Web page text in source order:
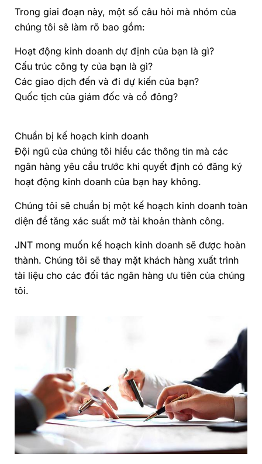
Trong giai đoạn này, một số câu hỏi mà nhóm của
chúng tôi sẽ làm rõ bao gồm:
Hoạt động kinh doanh dự định của bạn là gì?
Cấu trúc công ty của bạn là gì?
Các giao dịch đến và đi dự kiến của bạn?
Quốc tịch của giám đốc và cổ đông?
Chuẩn bị kế hoạch kinh doanh
Đội ngũ của chúng tôi hiểu các thông tin mà các
ngân hàng yêu cầu trước khi quyết định có đăng ký
hoạt động kinh doanh của bạn hay không.
Chúng tôi sẽ chuẩn bị một kế hoạch kinh doanh toàn
diện để tăng xác suất mở tài khoản thành công.
JNT mong muốn kế hoạch kinh doanh sẽ được hoàn
thành. Chúng tôi sẽ thay mặt khách hàng xuất trình
tài liệu cho các đối tác ngân hàng ưu tiên của chúng
tôi.